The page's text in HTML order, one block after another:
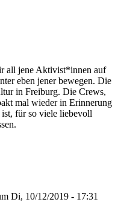
all jene Aktivist*innen auf
eben jener bewegen. Die
in Freiburg. Die Crews,
mal wieder in Erinnerung
für so viele liebevoll
Di, 10/12/2019 - 17:31